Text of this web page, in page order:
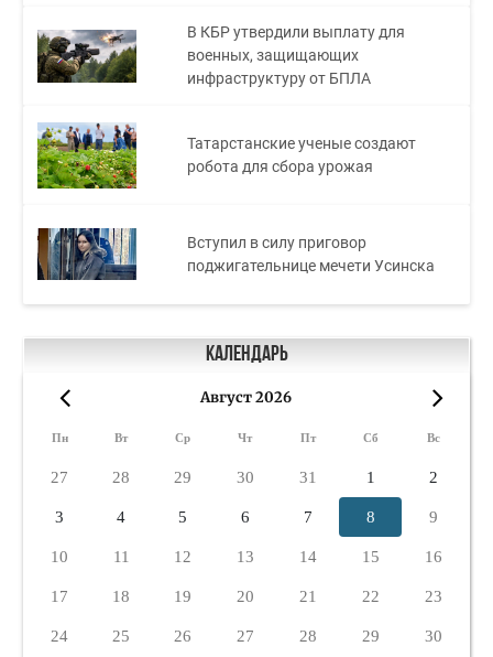
В КБР утвердили выплату для
военных, защищающих
инфраструктуру от БПЛА
Татарстанские ученые создают
робота для сбора урожая
Вступил в силу приговор
поджигательнице мечети Усинска
Календарь
Август 2026
Пн Вт Ср Чт Пт Сб Вс
27 28 29 30 31 1 2
3 4 5 6 7 8 9
10 11 12 13 14 15 16
17 18 19 20 21 22 23
24 25 26 27 28 29 30